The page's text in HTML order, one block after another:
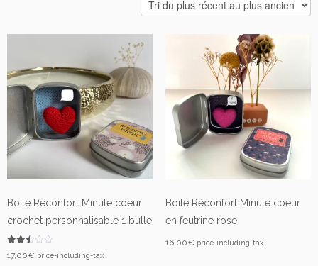
plus
Boite Réconfort Minute coeur
crochet personnalisable 1 bulle
Note
2.50
17,00€ price-including-tax
Boite Réconfort Minute coeur
en feutrine rose
16,00€ price-including-tax